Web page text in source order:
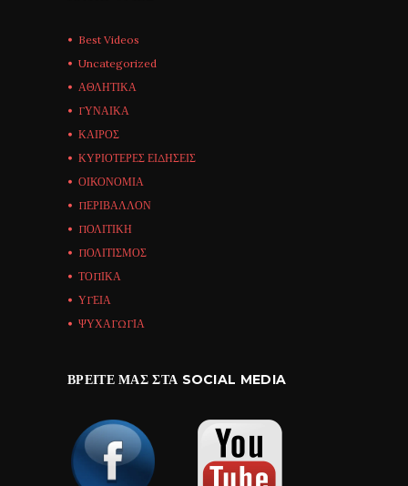
Best Videos
Uncategorized
ΑΘΛΗΤΙΚΑ
ΓΥΝΑΙΚΑ
ΚΑΙΡΟΣ
ΚΥΡΙΟΤΕΡΕΣ ΕΙΔΗΣΕΙΣ
ΟΙΚΟΝΟΜΙΑ
ΠΕΡΙΒΑΛΛΟΝ
ΠΟΛΙΤΙΚΗ
ΠΟΛΙΤΙΣΜΟΣ
ΤΟΠΙΚΑ
ΥΓΕΙΑ
ΨΥΧΑΓΩΓΙΑ
ΒΡΕΊΤΕ ΜΑΣ ΣΤΑ SOCIAL MEDIA